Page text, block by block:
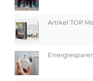
Artikel TOP